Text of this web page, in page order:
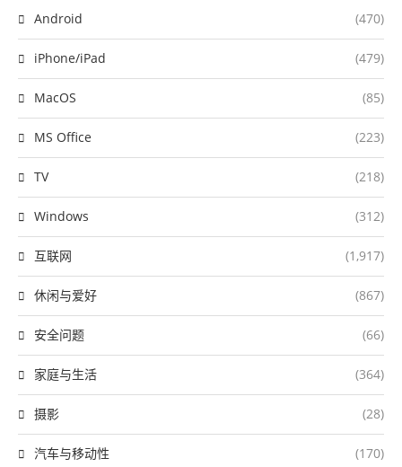
Android (470)
iPhone/iPad (479)
MacOS (85)
MS Office (223)
TV (218)
Windows (312)
互联网 (1,917)
休闲与爱好 (867)
安全问题 (66)
家庭与生活 (364)
摄影 (28)
汽车与移动性 (170)